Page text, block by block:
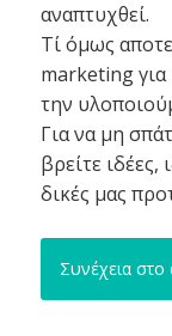
αναπτυχθεί.
Τί όμως
marketing για
την
Για να μη
βρείτε
δικές μας
Συνέχεια